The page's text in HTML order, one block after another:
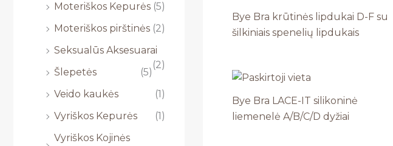
Moteriškos Kepurės (5)
Moteriškos pirštinės (2)
Seksualūs Aksesuarai
(2)
Šlepetės
(5)
Veido kaukės
(1)
Vyriškos Kepurės
(1)
Vyriškos Kojinės
Bye Bra krūtinės lipdukai D-F su
šilkiniais spenelių lipdukais
Bye Bra LACE-IT silikoninė
liemenelė A/B/C/D dyžiai